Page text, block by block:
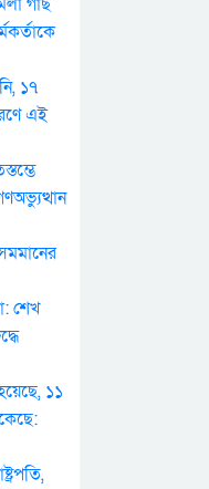
১৭
এই
শেখ
১১